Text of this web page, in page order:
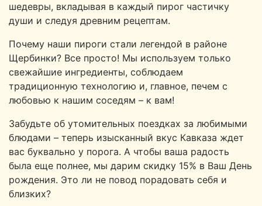
шедевры, вкладывая в каждый пирог частичку
души и следуя древним рецептам.
Почему наши пироги стали легендой в районе
Щербинки? Все просто! Мы используем только
свежайшие ингредиенты, соблюдаем
традиционную технологию и, главное, печем с
любовью к нашим соседям – к вам!
Забудьте об утомительных поездках за любимыми
блюдами – теперь изысканный вкус Кавказа ждет
вас буквально у порога. А чтобы ваша радость
была еще полнее, мы дарим скидку 15% в Ваш День
рождения. Это ли не повод порадовать себя и
близких?